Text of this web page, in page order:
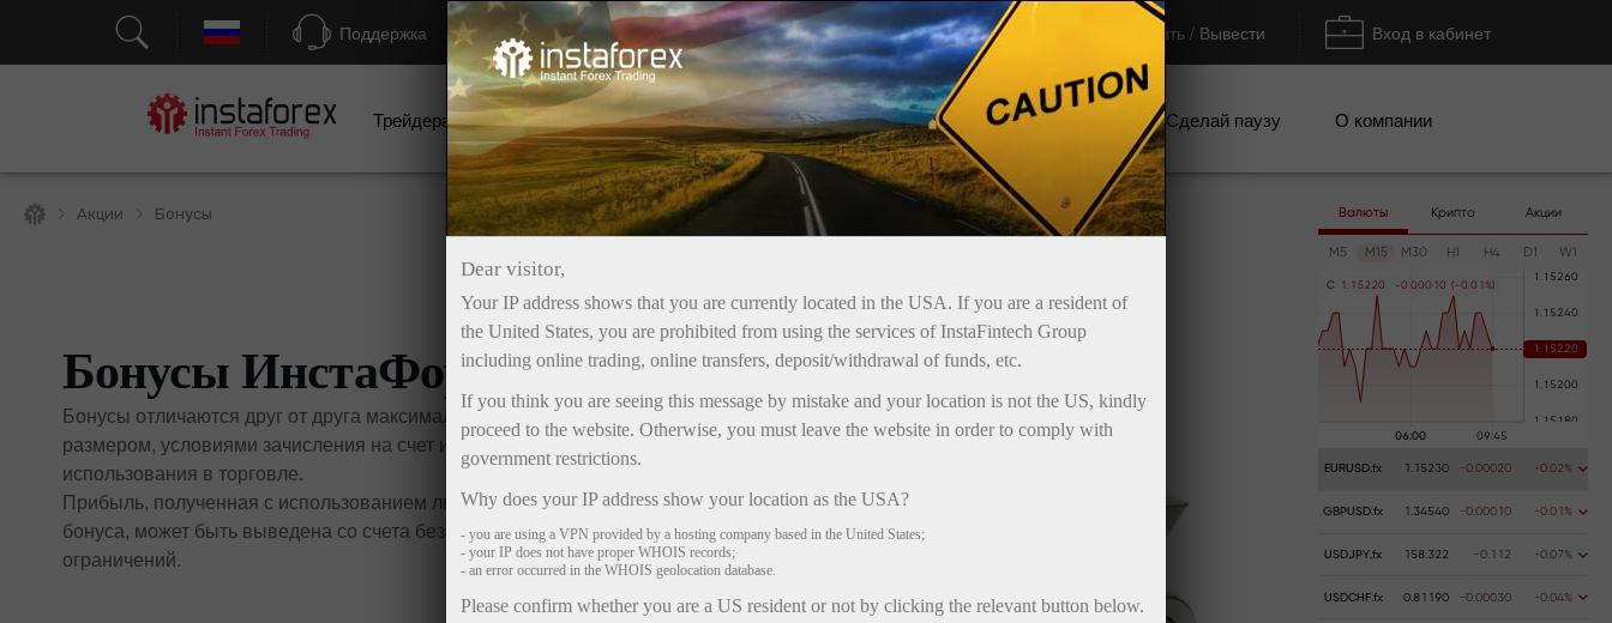
Поддержка Открыть торговый счёт Торговые платформы Пополнить / Вывести Вход в кабинет
Трейдерам Начинающим Инвесторам Партнерам Промоакции Сделай паузу О компании
Акции Бонусы
Бонусы ИнстаФорекс
Бонусы отличаются друг от друга максимальным
размером, условиями зачисления на счет и
использования в торговле.
Прибыль, полученная с использованием любого
бонуса, может быть выведена со счета без
ограничений.
Валюты Крипто Акции
M5 M15 M30 H1 H4 D1 W1
C 1 . 1 52 20 -0 .000 1 0 ( -0 .0 1 %
EURUSD.fx 1.15230 -0.00020 -0.02%
GBPUSD.fx 1.34540 -0.00010 -0.01%
USDJPY.fx 158.322 -0.112 -0.07%
USDCHF.fx 0.81190 -0.00030 -0.04%
Dear visitor,
Your IP address shows that you are currently located in the USA. If you are a resident of
the United States, you are prohibited from using the services of InstaFintech Group
including online trading, online transfers, deposit/withdrawal of funds, etc.
If you think you are seeing this message by mistake and your location is not the US, kindly
proceed to the website. Otherwise, you must leave the website in order to comply with
government restrictions.
Why does your IP address show your location as the USA?
- you are using a VPN provided by a hosting company based in the United States;
- your IP does not have proper WHOIS records;
- an error occurred in the WHOIS geolocation database.
Please confirm whether you are a US resident or not by clicking the relevant button below.